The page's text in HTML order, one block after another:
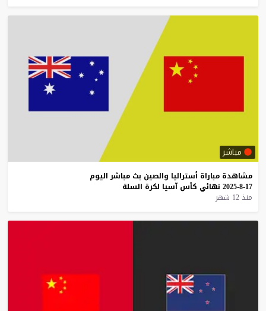
مباشر
مشاهدة مباراة أستراليا والصين بث مباشر اليوم
17-8-2025
نهائي كأس آسيا لكرة السلة
منذ 12 شهر